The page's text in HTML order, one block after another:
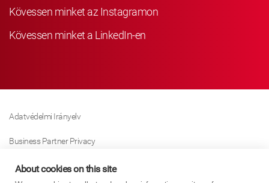
Kövessen minket az Instagramon
Kövessen minket a LinkedIn-en
Adatvédelmi Irányelv
Business Partner Privacy
Sütikre Vonatkozó Irányelv
About cookies on this site